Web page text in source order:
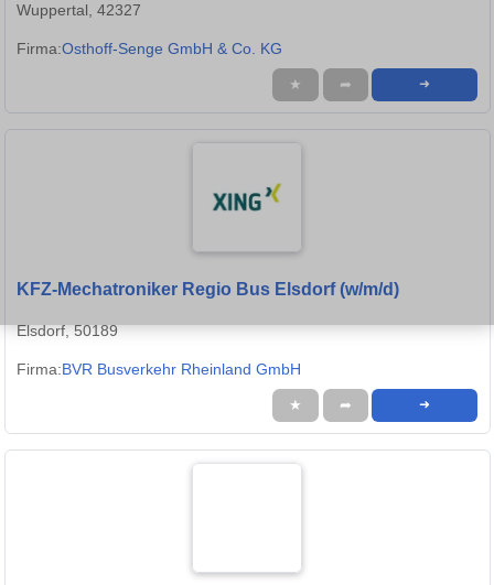
Wuppertal, 42327
Firma:Osthoff-Senge GmbH & Co. KG
★ ➦ ➜
KFZ-Mechatroniker Regio Bus Elsdorf (w/m/d)
Elsdorf, 50189
Firma:BVR Busverkehr Rheinland GmbH
★ ➦ ➜